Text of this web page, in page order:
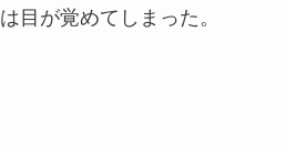
目が覚めてしまった。